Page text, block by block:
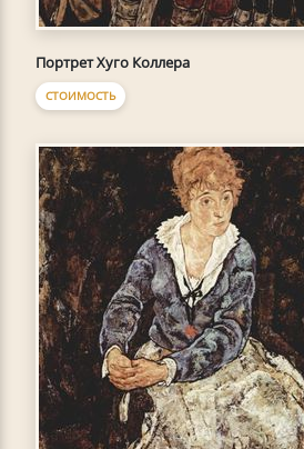
Портрет Хуго Коллера
СТОИМОСТЬ